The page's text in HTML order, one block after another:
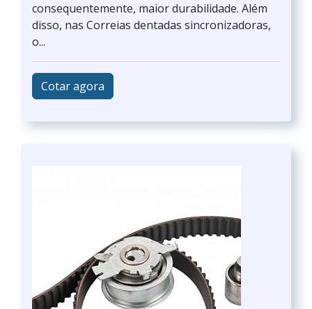
consequentemente, maior durabilidade. Além
disso, nas Correias dentadas sincronizadoras,
o...
Cotar agora